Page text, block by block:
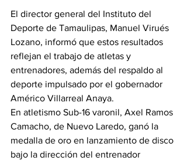
El director general del Instituto del
Deporte de Tamaulipas, Manuel Virués
Lozano, informó que estos resultados
reflejan el trabajo de atletas y
entrenadores, además del respaldo al
deporte impulsado por el gobernador
Américo Villarreal Anaya.
En atletismo Sub-16 varonil, Axel Ramos
Camacho, de Nuevo Laredo, ganó la
medalla de oro en lanzamiento de disco
bajo la dirección del entrenador